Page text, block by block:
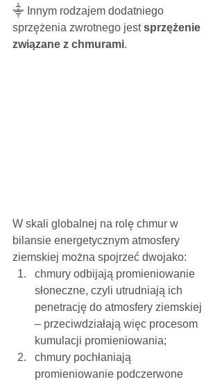
⸎ Innym rodzajem dodatniego
sprzężenia zwrotnego jest sprzężenie
związane z chmurami.
W skali globalnej na rolę chmur w
bilansie energetycznym atmosfery
ziemskiej można spojrzeć dwojako:
chmury odbijają promieniowanie
słoneczne, czyli utrudniają ich
penetrację do atmosfery ziemskiej
– przeciwdziałają więc procesom
kumulacji promieniowania;
chmury pochłaniają
promieniowanie podczerwone